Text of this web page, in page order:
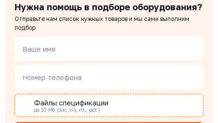
Нужна помощь в подборе оборудования?
Отправьте нам список нужных товаров и мы сами выполним
подбор
Ваше имя
Номер телефона
Файлы спецификации
до 10 Мб (doc, xis, rtf., pdf.)